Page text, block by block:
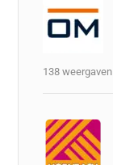
138 weergaven